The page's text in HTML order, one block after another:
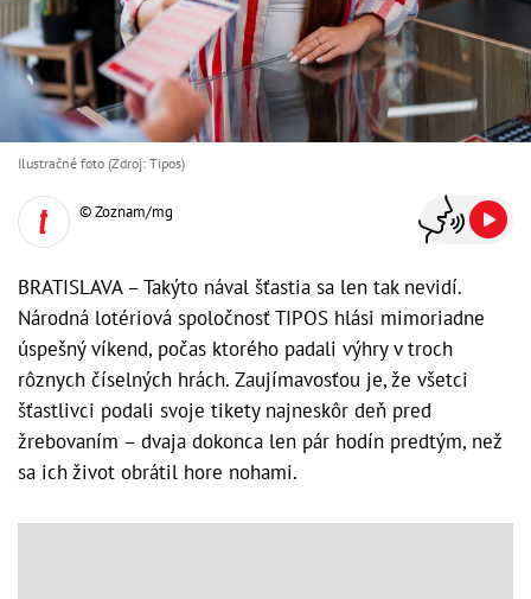
Ilustračné foto (Zdroj: Tipos)
© Zoznam/mg
BRATISLAVA – Takýto nával šťastia sa len tak nevidí.
Národná lotériová spoločnosť TIPOS hlási mimoriadne
úspešný víkend, počas ktorého padali výhry v troch
rôznych číselných hrách. Zaujímavosťou je, že všetci
šťastlivci podali svoje tikety najneskôr deň pred
žrebovaním – dvaja dokonca len pár hodín predtým, než
sa ich život obrátil hore nohami.